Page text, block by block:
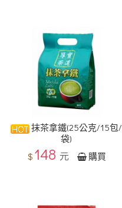
抹茶拿鐵(25公克/15包/
袋)
$ 148 元 購買